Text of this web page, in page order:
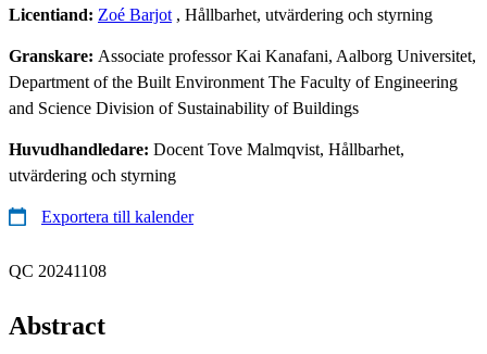
Licentiand: Zoé Barjot , Hållbarhet, utvärdering och styrning
Granskare: Associate professor Kai Kanafani, Aalborg Universitet,
Department of the Built Environment The Faculty of Engineering
and Science Division of Sustainability of Buildings
Huvudhandledare: Docent Tove Malmqvist, Hållbarhet,
utvärdering och styrning
Exportera till kalender
QC 20241108
Abstract